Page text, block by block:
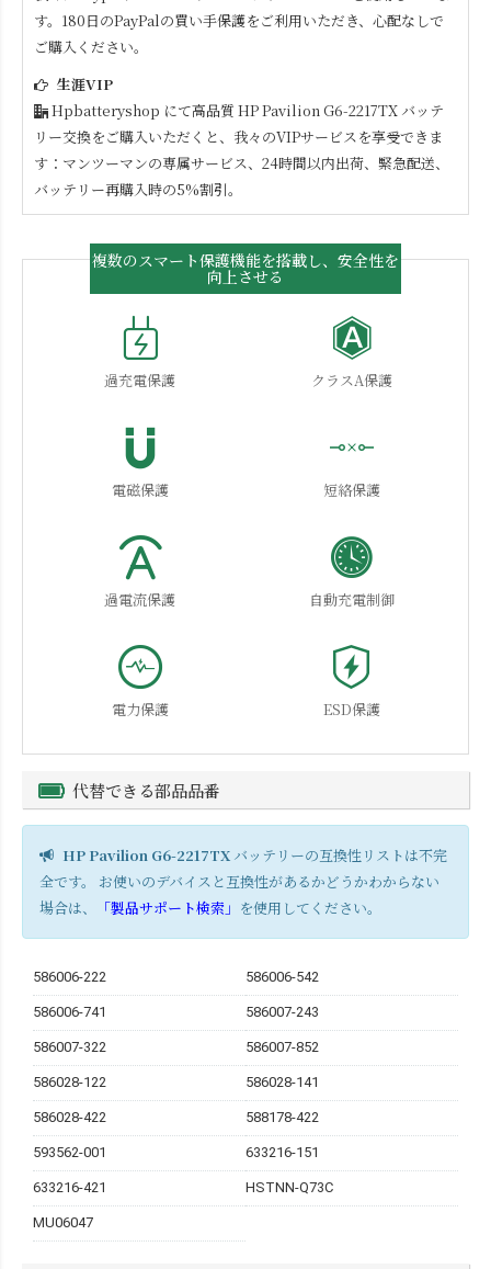
す。180日のPayPalの買い手保護をご利用いただき、心配なしで
ご購入ください。
生涯VIP
Hpbatteryshop にて高品質 HP Pavilion G6-2217TX バッテ
リー交換をご購入いただくと、我々のVIPサービスを享受できま
す：マンツーマンの専属サービス、24時間以内出荷、緊急配送、
バッテリー再購入時の5%割引。
複数のスマート保護機能を搭載し、安全性を
向上させる
過充電保護 クラスA保護
電磁保護 短絡保護
過電流保護 自動充電制御
電力保護 ESD保護
代替できる部品品番
HP Pavilion G6-2217TX バッテリーの互換性リストは不完
全です。 お使いのデバイスと互換性があるかどうかわからない
場合は、
「製品サポート検索」 を使用してください。
586006-222 586006-542
586006-741 586007-243
586007-322 586007-852
586028-122 586028-141
586028-422 588178-422
593562-001 633216-151
633216-421 HSTNN-Q73C
MU06047